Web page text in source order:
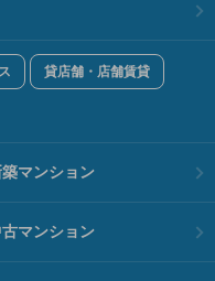
貸店舗・店舗賃貸
マンション
マンション